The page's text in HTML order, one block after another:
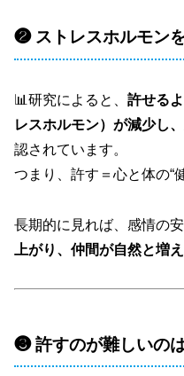
❷ ストレスホルモン
📊研究によると、 許せる
レスホルモン）が減少し
認されています。
つまり、許す＝心と体の“
長期的に見れば、感情の安
上がり、仲間が自然と増
❸ 許すのが難しいの